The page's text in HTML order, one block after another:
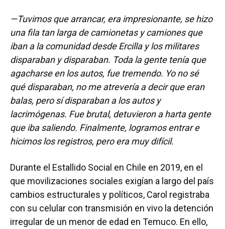
—Tuvimos que arrancar, era impresionante, se hizo
una fila tan larga de camionetas y camiones que
iban a la comunidad desde Ercilla y los militares
disparaban y disparaban. Toda la gente tenía que
agacharse en los autos, fue tremendo. Yo no sé
qué disparaban, no me atrevería a decir que eran
balas, pero sí disparaban a los autos y
lacrimógenas. Fue brutal, detuvieron a harta gente
que iba saliendo. Finalmente, logramos entrar e
hicimos los registros, pero era muy difícil.
Durante el Estallido Social en Chile en 2019, en el
que movilizaciones sociales exigían a largo del país
cambios estructurales y políticos, Carol registraba
con su celular con transmisión en vivo la detención
irregular de un menor de edad en Temuco. En ello,